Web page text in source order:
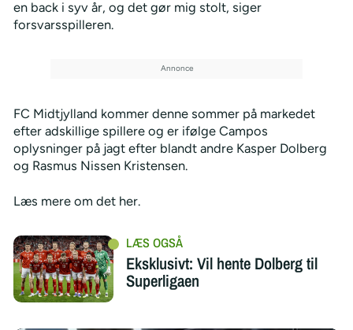
en back i syv år, og det gør mig stolt, siger
forsvarsspilleren.
FC Midtjylland kommer denne sommer på markedet
efter adskillige spillere og er ifølge Campos
oplysninger på jagt efter blandt andre Kasper Dolberg
og Rasmus Nissen Kristensen.
Læs mere om det her.
Eksklusivt: Vil hente Dolberg til
Superligaen